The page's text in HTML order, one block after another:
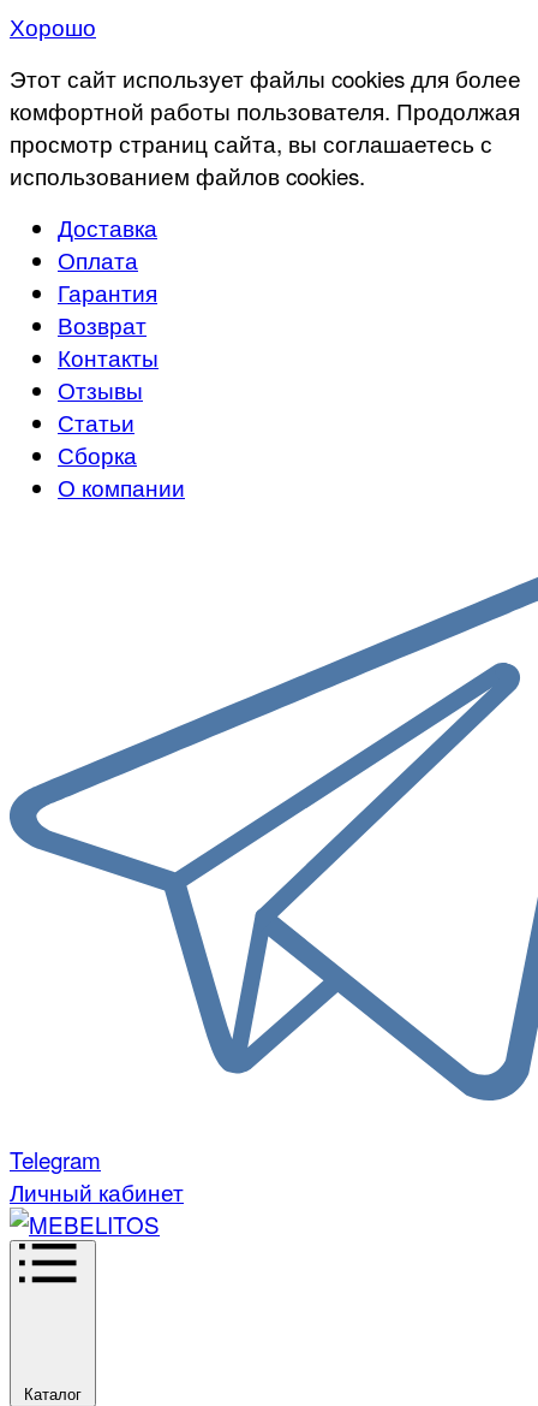
Хорошо
Этот сайт использует файлы cookies для более
комфортной работы пользователя. Продолжая
просмотр страниц сайта, вы соглашаетесь с
использованием файлов cookies.
Доставка
Оплата
Гарантия
Возврат
Контакты
Отзывы
Статьи
Сборка
О компании
Telegram
Личный кабинет
Каталог